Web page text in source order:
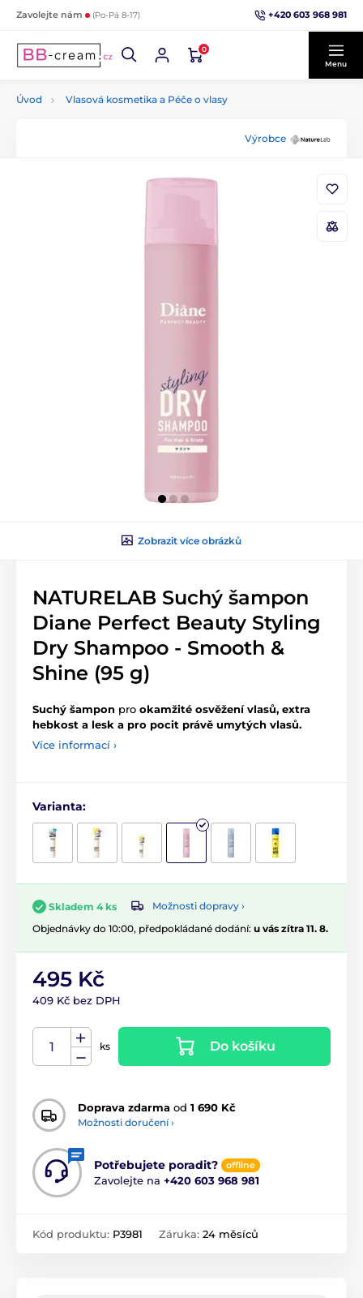
Zavolejte nám (Po-Pá 8-17) +420 603 968 981
0
Menu
Úvod Vlasová kosmetika a Péče o vlasy
Výrobce
Zobrazit více obrázků
NATURELAB Suchý šampon
Diane Perfect Beauty Styling
Dry Shampoo - Smooth &
Shine (95 g)
Suchý šampon pro okamžité osvěžení vlasů, extra
hebkost a lesk a pro pocit právě umytých vlasů.
Více informací ›
Varianta:
Skladem 4 ks
Možnosti dopravy ›
Objednávky do 10:00, předpokládané dodání: u vás zítra 11. 8.
495 Kč
409 Kč bez DPH
ks Do košíku
Doprava zdarma od 1 690 Kč
Možnosti doručení ›
Potřebujete poradit? offline
Zavolejte na +420 603 968 981
Kód produktu: P3981 Záruka: 24 měsíců